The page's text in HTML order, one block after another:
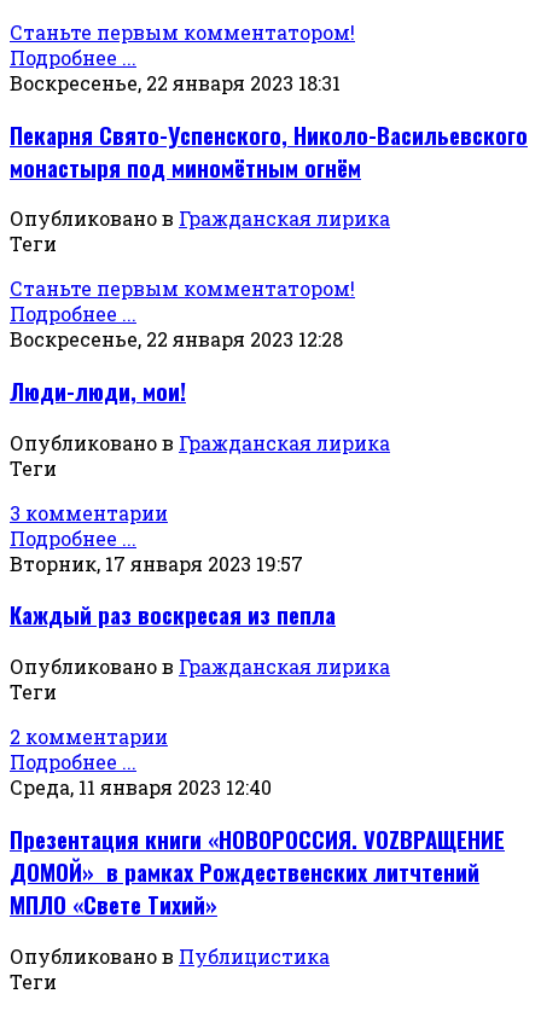
Станьте первым комментатором!
Подробнее ...
Воскресенье, 22 января 2023 18:31
Пекарня Свято-Успенского, Николо-Васильевского
монастыря под миномётным огнём
Опубликовано в Гражданская лирика
Теги
Станьте первым комментатором!
Подробнее ...
Воскресенье, 22 января 2023 12:28
Люди-люди, мои!
Опубликовано в Гражданская лирика
Теги
3 комментарии
Подробнее ...
Вторник, 17 января 2023 19:57
Каждый раз воскресая из пепла
Опубликовано в Гражданская лирика
Теги
2 комментарии
Подробнее ...
Среда, 11 января 2023 12:40
Презентация книги «НОВОРОССИЯ. VOZВРАЩЕНИЕ
ДОМОЙ» в рамках Рождественских литчтений
МПЛО «Свете Тихий»
Опубликовано в Публицистика
Теги